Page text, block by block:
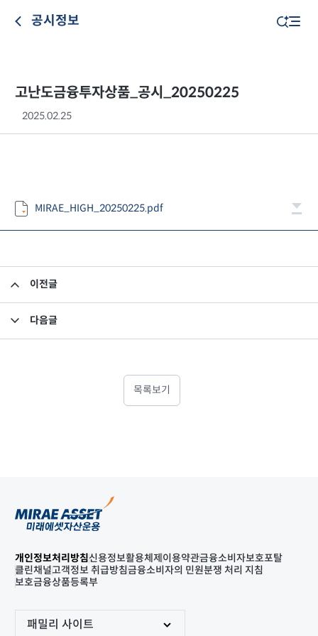
공시정보
고난도금융투자상품_공시_20250225
2025.02.25
MIRAE_HIGH_20250225.pdf
이전글
다음글
목록보기
개인정보처리방침신용정보활용체제 이용약관금융소비자보호포탈
클린채널고객정보 취급방침금융소비자의 민원분쟁 처리 지침
보호금융상품등록부
패밀리 사이트